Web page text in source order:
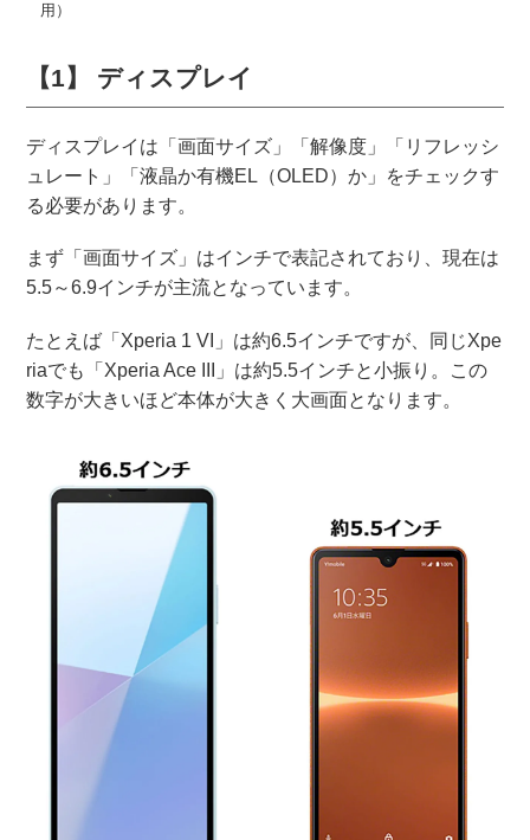
用）
【1】 ディスプレイ
ディスプレイは「画面サイズ」「解像度」「リフレッシ
ュレート」「液晶か有機EL（OLED）か」をチェックす
る必要があります。
まず「画面サイズ」はインチで表記されており、現在は
5.5～6.9インチが主流となっています。
たとえば「Xperia 1 VI」は約6.5インチですが、同じXpe
riaでも「Xperia Ace III」は約5.5インチと小振り。この
数字が大きいほど本体が大きく大画面となります。